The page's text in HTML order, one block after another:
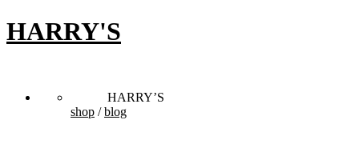
HARRY'S
HARRY’S
shop /blog